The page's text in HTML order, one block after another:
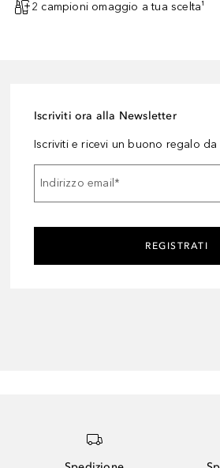
2 campioni omaggio a tua scelta¹
Iscriviti ora alla Newsletter
Iscriviti e ricevi un buono regalo da
Indirizzo email*
REGISTRATI